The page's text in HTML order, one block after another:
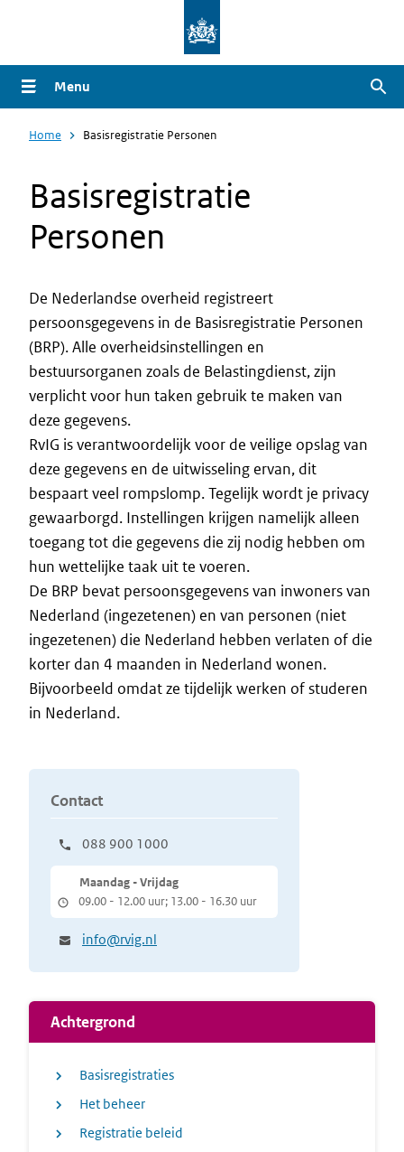
naar
de
gaan
Menu
Home Basisregistratie Personen
Basisregistratie
Personen
Intro
De Nederlandse overheid registreert
persoonsgegevens in de Basisregistratie Personen
(BRP). Alle overheidsinstellingen en
bestuursorganen zoals de Belastingdienst, zijn
verplicht voor hun taken gebruik te maken van
deze gegevens.
RvIG is verantwoordelijk voor de veilige opslag van
deze gegevens en de uitwisseling ervan, dit
bespaart veel rompslomp. Tegelijk wordt je privacy
gewaarborgd. Instellingen krijgen namelijk alleen
toegang tot die gegevens die zij nodig hebben om
hun wettelijke taak uit te voeren.
De BRP bevat persoonsgegevens van inwoners van
Nederland (ingezetenen) en van personen (niet
ingezetenen) die Nederland hebben verlaten of die
korter dan 4 maanden in Nederland wonen.
Bijvoorbeeld omdat ze tijdelijk werken of studeren
in Nederland.
Contact
088 900 1000
Maandag - Vrijdag
09.00 - 12.00 uur; 13.00 - 16.30 uur
info@rvig.nl
Achtergrond
Basisregistraties
Het beheer
Registratie beleid